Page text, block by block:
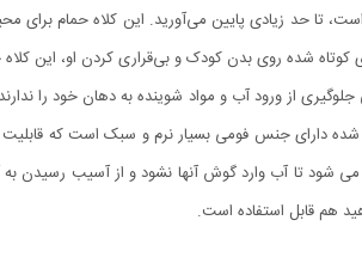
تا حد زیادی پایین می‌آورید. این کلاه حمام
شده روی بدن کودک و بی‌قراری کردن او، این
جلوگیری از ورود آب و مواد شوینده به دهان خود را
شده دارای جنس فومی بسیار نرم و سبک است که قابلیت
شود تا آب وارد گوش آنها نشود و از آسیب رسیدن به
هم قابل استفاده است.